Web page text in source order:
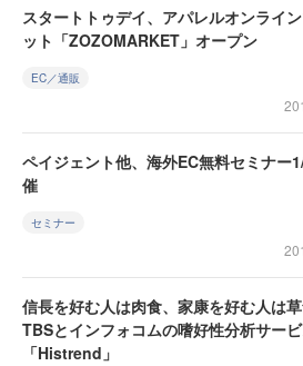
スタートトゥデイ、アパレルオンライ
ット「ZOZOMARKET」オープン
EC／通販
ペイジェント他、海外EC無料セミナー
催
セミナー
信長を好む人は肉食、家康を好む人は草
TBSとインフォコムの嗜好性分析サー
「Histrend」